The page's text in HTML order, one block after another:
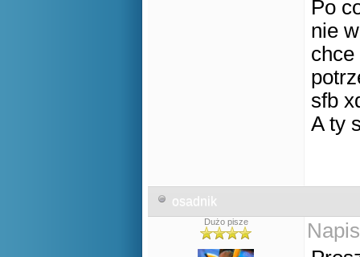
Po
nie
chce
sfb
A ty
osadnik
Dużo pisze